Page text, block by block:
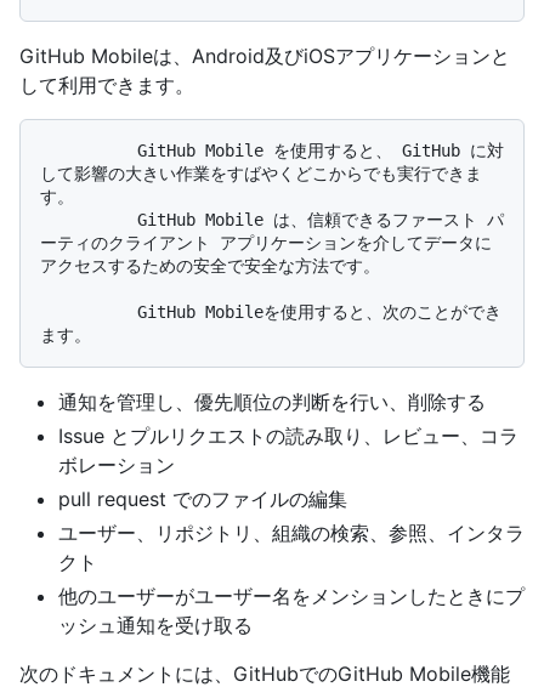
GitHub Mobileは、Android及びiOSアプリケーションと
して利用できます。
して影響の大きい作業をすばやくどこからでも実行できま
す。
ーティのクライアント アプリケーションを介してデータに
アクセスするための安全で安全な方法です。
通知を管理し、優先順位の判断を行い、削除する
Issue とプルリクエストの読み取り、レビュー、コラ
ボレーション
pull request でのファイルの編集
ユーザー、リポジトリ、組織の検索、参照、インタラ
クト
他のユーザーがユーザー名をメンションしたときにプ
ッシュ通知を受け取る
次のドキュメントには、GitHubでのGitHub Mobile機能